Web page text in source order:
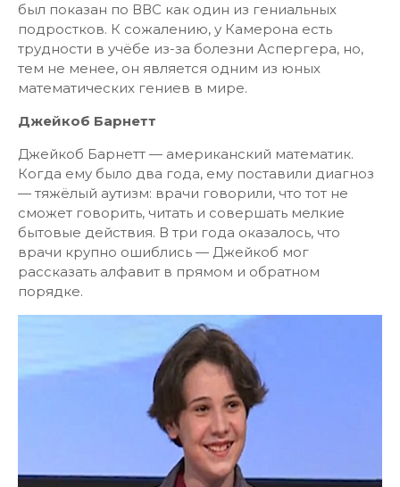
был показан по ВВС как один из гениальных
подростков. К сожалению, у Камерона есть
трудности в учёбе из-за болезни Аспергера, но,
тем не менее, он является одним из юных
математических гениев в мире.
Джейкоб Барнетт
Джейкоб Барнетт — американский математик.
Когда ему было два года, ему поставили диагноз
— тяжёлый аутизм: врачи говорили, что тот не
сможет говорить, читать и совершать мелкие
бытовые действия. В три года оказалось, что
врачи крупно ошиблись — Джейкоб мог
рассказать алфавит в прямом и обратном
порядке.